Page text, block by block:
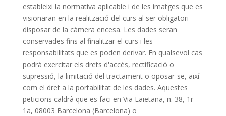
estableixi la normativa aplicable i de les imatges que es
visionaran en la realització del curs al ser obligatori
disposar de la càmera encesa. Les dades seran
conservades fins al finalitzar el curs i les
responsabilitats que es poden derivar. En qualsevol cas
podrà exercitar els drets d'accés, rectificació o
supressió, la limitació del tractament o oposar-se, així
com el dret a la portabilitat de les dades. Aquestes
peticions caldrà que es faci en Via Laietana, n. 38, 1r
1a, 08003 Barcelona (Barcelona) o